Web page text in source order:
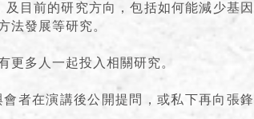
目前的研究方向，包括如何能減少基因
法發展等研究。
更多人一起投入相關研究。
者在演講後公開提問，或私下再向張鋒